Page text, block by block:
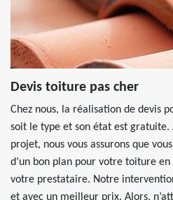
Devis toiture pas cher
Chez nous, la réalisation de devis
soit le type et son état est gratuite.
projet, nous vous assurons que
d’un bon plan pour votre toiture
votre prestataire. Notre
et avec un meilleur prix. Alors,